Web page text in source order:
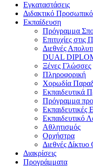
Εγκαταστάσεις
Διδακτικό Προσωπικό
Εκπαίδευση
Πρόγραμμα
Επιτυχίες στις
Διεθνές
DUAL
Ξένες Γλώσσες
Πληροφορική
Χορωδία
Εκπαιδευτικά
Πρόγραμμα
Εκπαιδευτικές
Εκπαιδευτικό
Αθλητισμός
Ορχήστρα
Διεθνές
Διακρίσεις
Προγράμματα